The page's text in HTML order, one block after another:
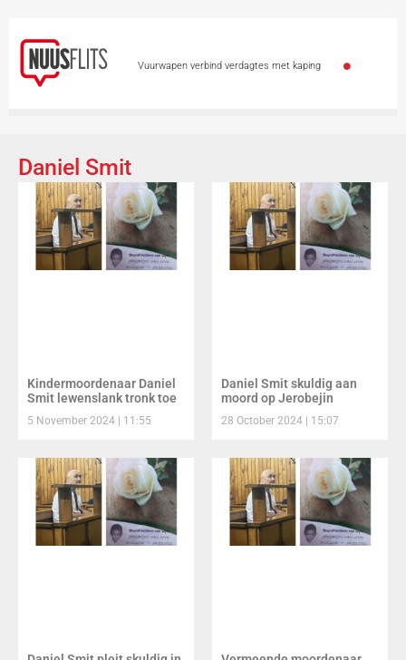
Vuurwapen verbind verdagtes met kaping
vlerkloop vir hospitaal Heymans verower goud
by Wêreld o.20-kampioenskappe 3 van Strand
binnekort in hof vir vuurwapenoortredings Cape
Daniel Smit
Kindermoordenaar Daniel
Smit lewenslank tronk toe
5 November 2024 11:55
Daniel Smit skuldig aan
moord op Jerobejin
28 October 2024 15:07